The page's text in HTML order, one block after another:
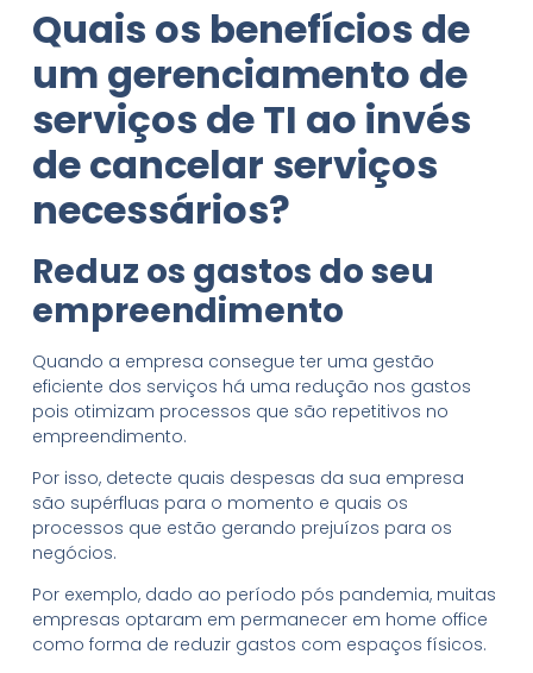
Quais os benefícios de
um gerenciamento de
serviços de TI ao invés
decancelar serviços
necessários?
Reduz os gastos do seu
empreendimento
Quando a empresa consegue ter uma gestão
eficiente dos serviços há uma redução nos gastos
pois otimizam processos que são repetitivos no
empreendimento.
Por isso, detecte quais despesas da sua empresa
são supérfluas para o momento e quais os
processos que estão gerando prejuízos para os
negócios.
Por exemplo, dado ao período pós pandemia, muitas
empresas optaram em permanecer em home office
como forma de reduzir gastos com espaços físicos.